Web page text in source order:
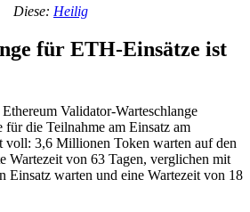
Diese: Heilig
für ETH-Einsätze ist
Validator-Warteschlange
für die Teilnahme am Einsatz am
voll: 3,6 Millionen Token warten auf den
Wartezeit von 63 Tagen, verglichen mit
Einsatz warten und eine Wartezeit von 18